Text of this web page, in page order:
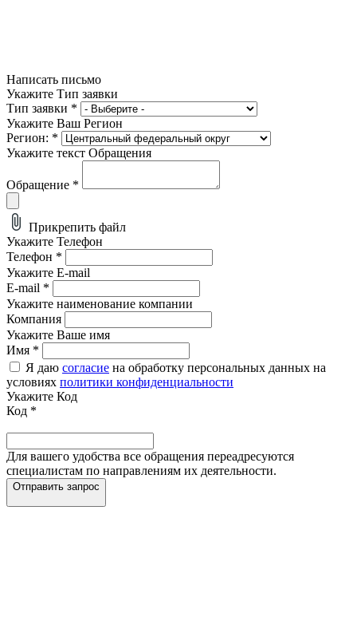
Написать письмо
Укажите Тип заявки
Тип заявки *
Укажите Ваш Регион
Регион: *
Укажите текст Обращения
Обращение *
Прикрепить файл
Укажите Телефон
Телефон *
Укажите E-mail
E-mail *
Укажите наименование компании
Компания
Укажите Ваше имя
Имя *
Я даю согласие на обработку персональных данных на
условиях политики конфиденциальности
Укажите Код
Код *
Для вашего удобства все обращения переадресуются
специалистам по направлениям их деятельности.
Отправить запрос